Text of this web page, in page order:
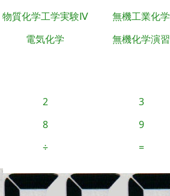
物質化学工学実験Ⅳ 無機工業化学
電気化学 無機化学演習
2 3
8 9
÷ =